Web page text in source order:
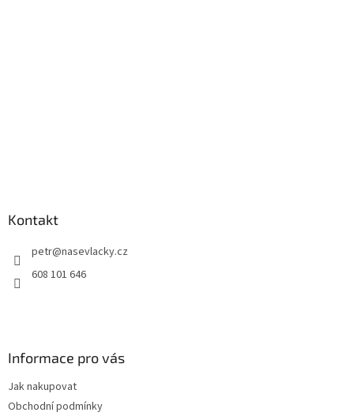
Kontakt
petr@nasevlacky.cz
608 101 646
Informace pro vás
Jak nakupovat
Obchodní podmínky